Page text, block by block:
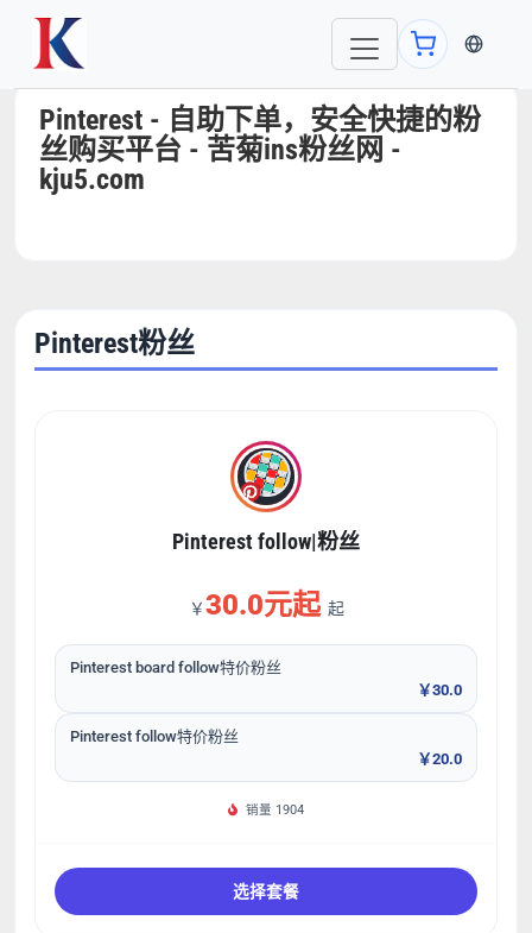
当前语
Pinterest - 自助下单，安全快捷的粉
丝购买平台 - 苦菊ins粉丝网 -
kju5.com
Pinterest粉丝
Pinterest follow|粉丝
￥30.0元起 起
Pinterest board follow特价粉丝
￥30.0
Pinterest follow特价粉丝
￥20.0
销量 1904
选择套餐